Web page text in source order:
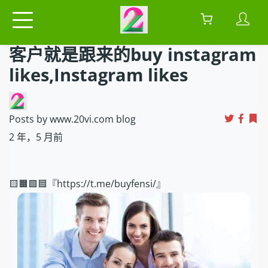
客户就是跟来的buy instagram
likes,Instagram likes
Posts by www.20vi.com blog
2 年，5 月前
🟨🟧🟩🟦『https://t.me/buyfensi/』